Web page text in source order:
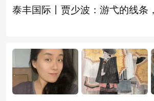
泰丰国际丨贾少波：游弋的线条